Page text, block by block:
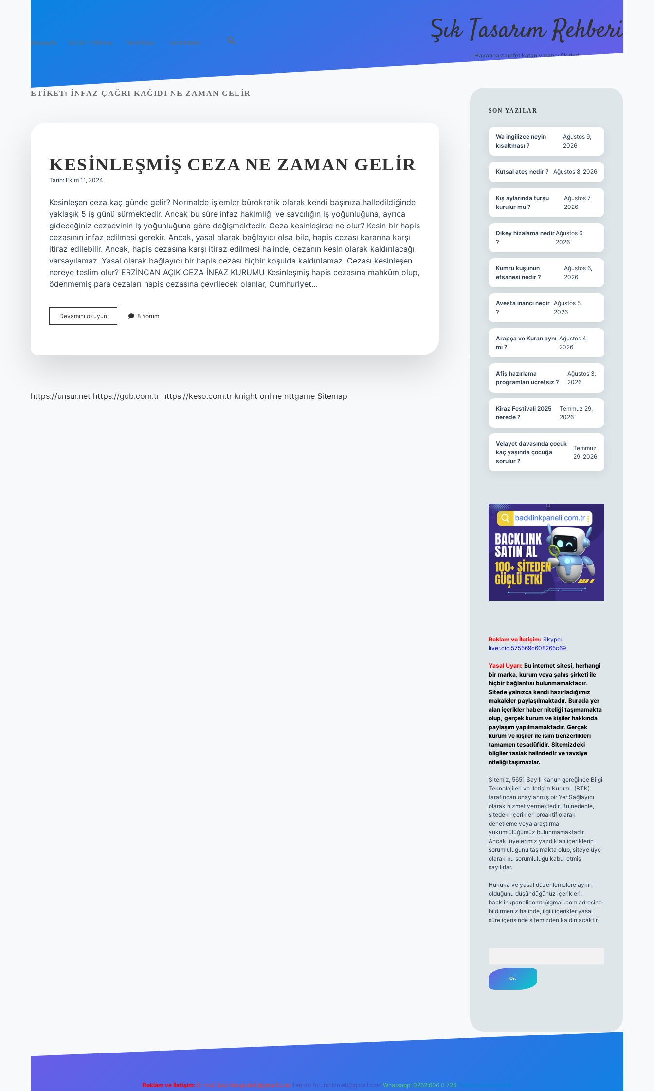
Anasayfa Gizlilik Politikası Yasal Uyarı Hakkımızda Şık Tasarım Rehberi
Hayatına zarafet katan yaratıcı fikirler!
ETIKET: İNFAZ ÇAĞRI KAĞIDI NE ZAMAN GELIR
KESINLEŞMIŞ CEZA NE ZAMAN GELIR
Tarih: Ekim 11, 2024
Kesinleşen ceza kaç günde gelir? Normalde işlemler bürokratik olarak kendi başınıza halledildiğinde
yaklaşık 5 iş günü sürmektedir. Ancak bu süre infaz hakimliği ve savcılığın iş yoğunluğuna, ayrıca
gideceğiniz cezaevinin iş yoğunluğuna göre değişmektedir. Ceza kesinleşirse ne olur? Kesin bir hapis
cezasının infaz edilmesi gerekir. Ancak, yasal olarak bağlayıcı olsa bile, hapis cezası kararına karşı
itiraz edilebilir. Ancak, hapis cezasına karşı itiraz edilmesi halinde, cezanın kesin olarak kaldırılacağı
varsayılamaz. Yasal olarak bağlayıcı bir hapis cezası hiçbir koşulda kaldırılamaz. Cezası kesinleşen
nereye teslim olur? ERZİNCAN AÇIK CEZA İNFAZ KURUMU Kesinleşmiş hapis cezasına mahkûm olup,
ödenmemiş para cezaları hapis cezasına çevrilecek olanlar, Cumhuriyet…
Devamını okuyun Kesinleşmiş
Ceza
8 Yorum
https://unsur.net https://gub.com.tr https://keso.com.tr knight online nttgame Sitemap
SIDEBAR
SON YAZILAR
Wa ingilizce neyin
kısaltması ?
Ağustos 9,
2026
Kutsal ateş nedir ? Ağustos 8, 2026
Kış aylarında turşu
kurulur mu ?
Ağustos 7,
2026
Dikey hizalama nedir
?
Ağustos 6,
2026
Kumru kuşunun
efsanesi nedir ?
Ağustos 6,
2026
Avesta inancı nedir
?
Ağustos 5,
2026
Arapça ve Kuran aynı
mı ?
Ağustos 4,
2026
Afiş hazırlama
programları ücretsiz ?
Ağustos 3,
2026
Kiraz Festivali 2025
nerede ?
Temmuz 29,
2026
Velayet davasında çocuk
kaç yaşında çocuğa
sorulur ?
Temmuz
29, 2026
Reklam ve İletişim: Skype:
live:.cid.575569c608265c69
Yasal Uyarı: Bu internet sitesi, herhangi
bir marka, kurum veya şahıs şirketi ile
hiçbir bağlantısı bulunmamaktadır.
Sitede yalnızca kendi hazırladığımız
makaleler paylaşılmaktadır. Burada yer
alan içerikler haber niteliği taşımamakta
olup, gerçek kurum ve kişiler hakkında
paylaşım yapılmamaktadır. Gerçek
kurum ve kişiler ile isim benzerlikleri
tamamen tesadüfidir. Sitemizdeki
bilgiler taslak halindedir ve tavsiye
niteliği taşımazlar.
Sitemiz, 5651 Sayılı Kanun gereğince Bilgi
Teknolojileri ve İletişim Kurumu (BTK)
tarafından onaylanmış bir Yer Sağlayıcı
olarak hizmet vermektedir. Bu nedenle,
sitedeki içerikleri proaktif olarak
denetleme veya araştırma
yükümlülüğümüz bulunmamaktadır.
Ancak, üyelerimiz yazdıkları içeriklerin
sorumluluğunu taşımakta olup, siteye üye
olarak bu sorumluluğu kabul etmiş
sayılırlar.
Hukuka ve yasal düzenlemelere aykırı
olduğunu düşündüğünüz içerikleri,
backlinkpanelicomtr@gmail.comadresine
bildirmeniz halinde, ilgili içerikler yasal
süre içerisinde sitemizden kaldırılacaktır.
vdcasino giriş
Reklam ve İletişim: E-mail: backlinkpaneli@gmail.com Teams: forumhizmeti@gmail.com Whatsapp: 0262 606 0 726 Telegram: @karabul